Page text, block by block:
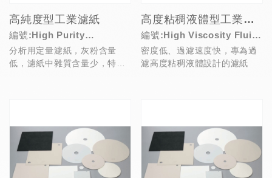
高純度型工業濾紙
編號:High Purity
Industrial Filter Papers
分析用定量濾紙，灰粉含量
低，濾紙中雜質含量少，特別
高度粘稠液體型工業濾紙
編號:High Viscosity Fluid
Industrial Filter Papers
密度低、過濾速度快，專為過
濾高度粘稠液體設計的濾紙